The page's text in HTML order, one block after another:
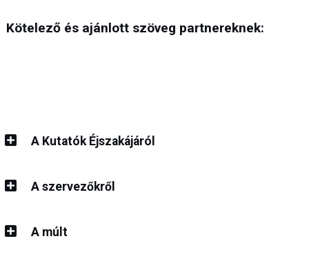
Kötelező és ajánlott szöveg partnereknek:
A Kutatók Éjszakájáról
A szervezőkről
A múlt